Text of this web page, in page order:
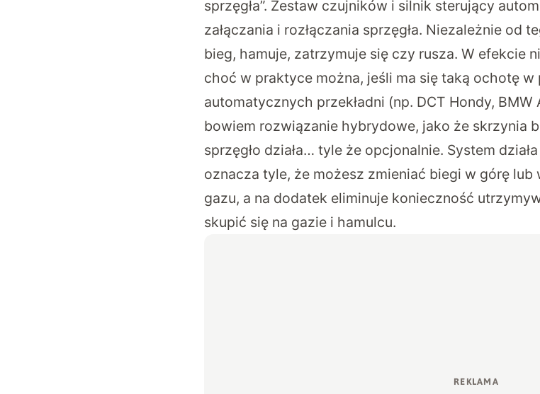
sprzęgła”. Zestaw czujników i silnik sterujący
załączania i rozłączania sprzęgła. Niezależnie od
bieg, hamuje, zatrzymuje się czy rusza. W efekcie
choć w praktyce można, jeśli ma się taką ochotę w
automatycznych przekładni (np. DCT Hondy, BMW
bowiem rozwiązanie hybrydowe, jako że skrzynia
sprzęgło działa… tyle że opcjonalnie. System
oznacza tyle, że możesz zmieniać biegi w górę lub
gazu, a na dodatek eliminuje konieczność
skupić się na gazie i hamulcu.